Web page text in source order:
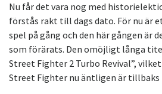
Nu får det vara nog med
förstås rakt till dags dato. För nu är
spel på gång och den här gången är
som förärats. Den omöjligt långa
Street Fighter 2 Turbo Revival”,
Street Fighter nu äntligen är tillbaks